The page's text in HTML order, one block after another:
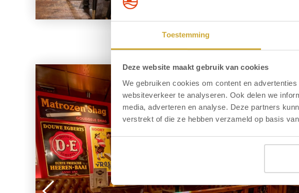
Toestemming
Deze website maakt gebruik van cookies
We gebruiken cookies om content en
websiteverkeer te analyseren. Ook delen we
media, adverteren en analyse. Deze partners
verstrekt of die ze hebben verzameld op basis